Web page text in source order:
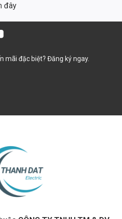
xây dựng
như máy trộn bê tông, máy nâng,
rủi ro tai nạn.
LRD4369 có thể mang lại
sẽ tiêu thụ nhiều điện năng hơn
Rơ le nhiệt LRD4369 giúp ngăn
thiểu lượng điện năng tiêu thụ và tiết
đây
mãi đặc biệt? Đăng ký ngay.